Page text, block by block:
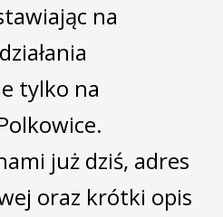
na
tylko na
już dziś, adres
oraz krótki opis